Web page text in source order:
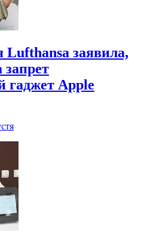
заявила,
запрет
гаджет Apple